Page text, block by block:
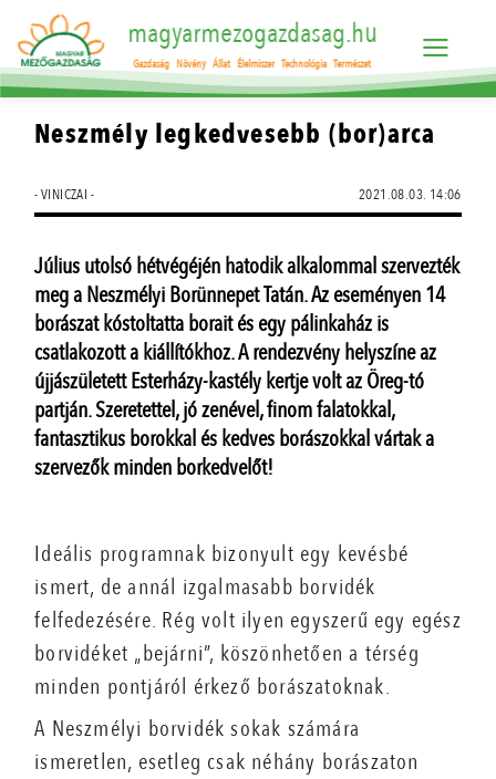
magyarmezogazdasag.hu
Gazdaság Növény Állat Élelmiszer Technológia Természet
Neszmély legkedvesebb (bor)arca
- VINICZAI - 2021.08.03. 14:06
Július utolsó hétvégéjén hatodik alkalommal szervezték
meg a Neszmélyi Borünnepet Tatán. Az eseményen 14
borászat kóstoltatta borait és egy pálinkaház is
csatlakozott a kiállítókhoz. A rendezvény helyszíne az
újjászületett Esterházy-kastély kertje volt az Öreg-tó
partján. Szeretettel, jó zenével, finom falatokkal,
fantasztikus borokkal és kedves borászokkal vártak a
szervezők minden borkedvelőt!
Ideális programnak bizonyult egy kevésbé
ismert, de annál izgalmasabb borvidék
felfedezésére. Rég volt ilyen egyszerű egy egész
borvidéket „bejárni”, köszönhetően a térség
minden pontjáról érkező borászatoknak.
A Neszmélyi borvidék sokak számára
ismeretlen, esetleg csak néhány borászaton